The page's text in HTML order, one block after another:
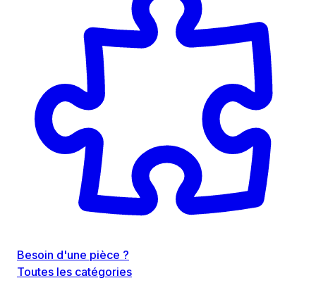
Besoin d'une pièce ?
Toutes les catégories